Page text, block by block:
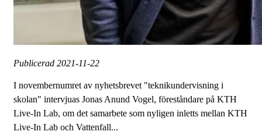
Publicerad 2021-11-22
I novembernumret av nyhetsbrevet "teknikundervisning i
skolan" intervjuas Jonas Anund Vogel, föreståndare på KTH
Live-In Lab, om det samarbete som nyligen inletts mellan KTH
Live-In Lab och Vattenfall...